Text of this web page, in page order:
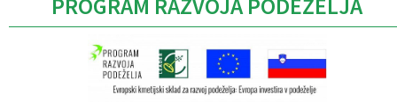
PROGRAM RAZVOJA PODEŽELJA